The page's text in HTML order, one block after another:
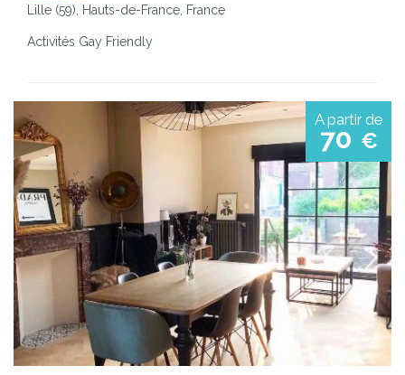
Lille (59), Hauts-de-France, France
Activités Gay Friendly
A partir de
70 €